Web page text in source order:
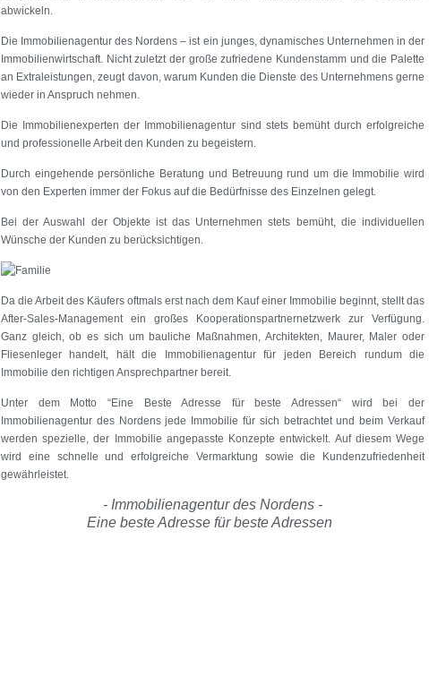
abwickeln.
Die Immobilienagentur des Nordens – ist ein junges, dynamisches Unternehmen in der
Immobilienwirtschaft. Nicht zuletzt der große zufriedene Kundenstamm und die Palette
an Extraleistungen, zeugt davon, warum Kunden die Dienste des Unternehmens gerne
wieder in Anspruch nehmen.
Die Immobilienexperten der Immobilienagentur sind stets bemüht durch erfolgreiche
und professionelle Arbeit den Kunden zu begeistern.
Durch eingehende persönliche Beratung und Betreuung rund um die Immobilie wird
von den Experten immer der Fokus auf die Bedürfnisse des Einzelnen gelegt.
Bei der Auswahl der Objekte ist das Unternehmen stets bemüht, die individuellen
Wünsche der Kunden zu berücksichtigen.
Da die Arbeit des Käufers oftmals erst nach dem Kauf einer Immobilie beginnt, stellt das
After-Sales-Management ein großes Kooperationspartnernetzwerk zur Verfügung.
Ganz gleich, ob es sich um bauliche Maßnahmen, Architekten, Maurer, Maler oder
Fliesenleger handelt, hält die Immobilienagentur für jeden Bereich rundum die
Immobilie den richtigen Ansprechpartner bereit.
Unter dem Motto “Eine Beste Adresse für beste Adressen“ wird bei der
Immobilienagentur des Nordens jede Immobilie für sich betrachtet und beim Verkauf
werden spezielle, der Immobilie angepasste Konzepte entwickelt. Auf diesem Wege
wird eine schnelle und erfolgreiche Vermarktung sowie die Kundenzufriedenheit
gewährleistet.
- Immobilienagentur des Nordens -
Eine beste Adresse für beste Adressen